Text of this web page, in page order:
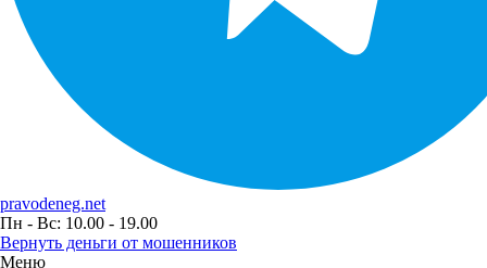
pravodeneg.net
Пн - Вс: 10.00 - 19.00
Вернуть деньги от мошенников
Меню